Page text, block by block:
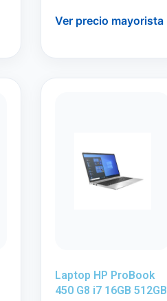
Ver precio mayorista
Laptop HP ProBook
450 G8 i7 16GB 512GB